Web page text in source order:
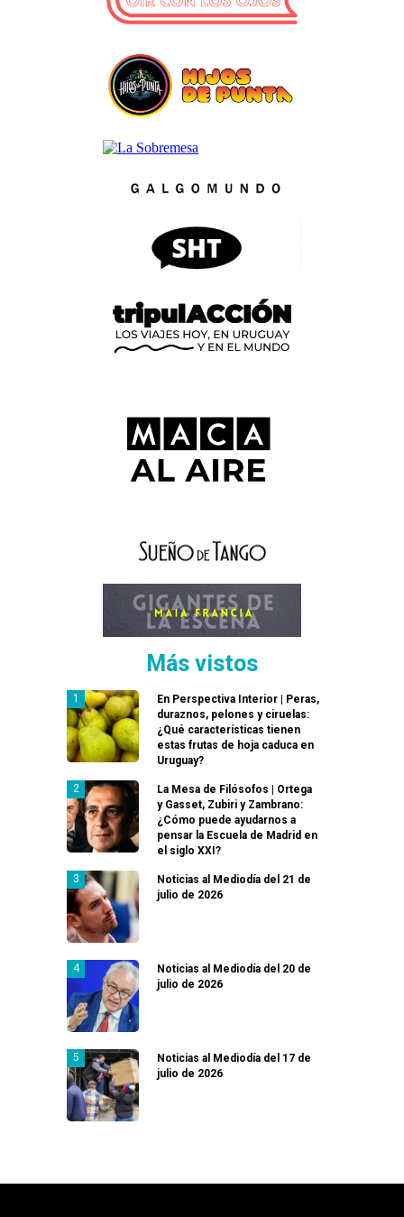
Más vistos
En Perspectiva Interior | Peras,
duraznos, pelones y ciruelas:
¿Qué características tienen
estas frutas de hoja caduca en
Uruguay?
La Mesa de Filósofos | Ortega
y Gasset, Zubiri y Zambrano:
¿Cómo puede ayudarnos a
pensar la Escuela de Madrid en
el siglo XXI?
Noticias al Mediodía del 21 de
julio de 2026
Noticias al Mediodía del 20 de
julio de 2026
Noticias al Mediodía del 17 de
julio de 2026